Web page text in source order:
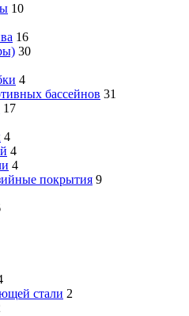
10
16
30
4
бассейнов 31
17
4
4
4
покрытия 9
стали 2